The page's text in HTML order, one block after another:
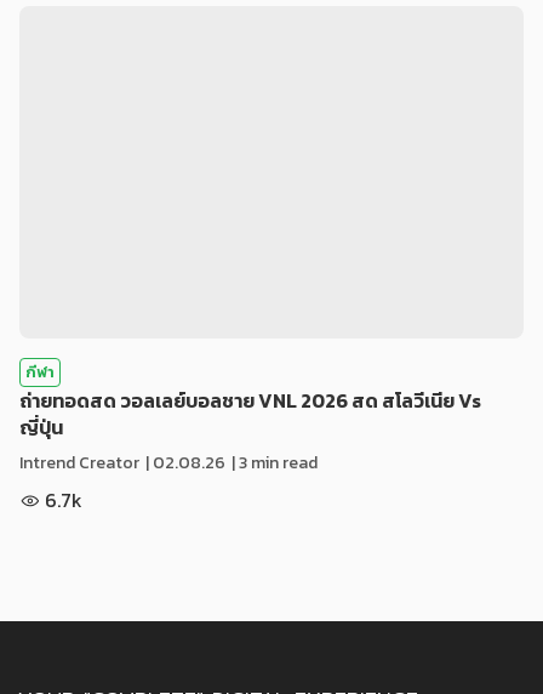
กีฬา
ถ่ายทอดสด วอลเลย์บอลชาย VNL 2026 สด สโลวีเนีย Vs
ญี่ปุ่น
Intrend Creator |02.08.26 | 3 min read
6.7k